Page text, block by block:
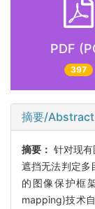
PDF
397
摘要/Abstract
摘要： 针对现
遮挡无法判定多
的图像保护框
mapping)技术